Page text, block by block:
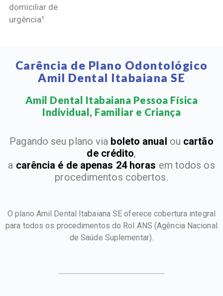
domiciliar de
urgência¹
Carência de Plano Odontológico
Amil Dental Itabaiana SE
Amil Dental Itabaiana Pessoa Física
Individual, Familiar e Criança​
Pagando seu plano via boleto anual ou cartão
de crédito,
a carência é de apenas 24 horas em todos os
procedimentos cobertos.
O plano Amil Dental Itabaiana SE oferece cobertura integral
para todos os procedimentos do Rol ANS(Agência Nacional
de Saúde Suplementar).